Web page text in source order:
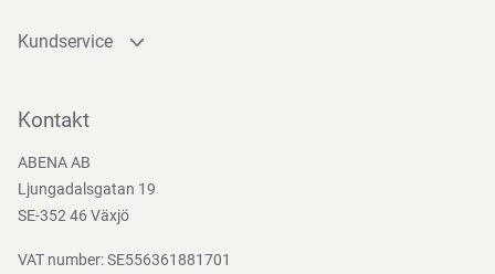
Kundservice
Bli kund
Nedladdningar
Kontakt
ABENA AB
Ljungadalsgatan 19
SE-352 46 Växjö
VAT number: SE556361881701